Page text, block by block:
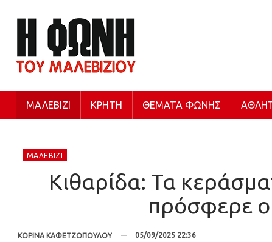
ΜΑΛΕΒΊΖΙ ΚΡΉΤΗ ΘΈΜΑΤΑ ΦΩΝΉΣ
ΜΑΛΕΒΊΖΙ
Κιθαρίδα: Τα
πρόσφερε ο
ΚΟΡΙΝΑ ΚΑΦΕΤΖΟΠΟΥΛΟΥ 05/09/2025 22:36